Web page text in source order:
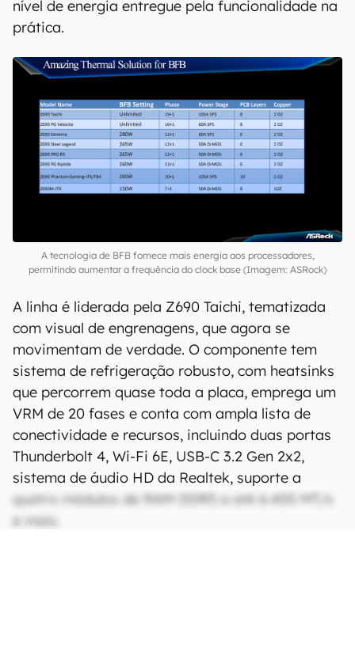
nível de energia entregue pela funcionalidade na
prática.
A tecnologia de BFB fornece mais energia aos processadores,
permitindo aumentar a frequência do clock base (Imagem: ASRock)
A linha é liderada pela Z690 Taichi, tematizada
com visual de engrenagens, que agora se
movimentam de verdade. O componente tem
sistema de refrigeração robusto, com heatsinks
que percorrem quase toda a placa, emprega um
VRM de 20 fases e conta com ampla lista de
conectividade e recursos, incluindo duas portas
Thunderbolt 4, Wi-Fi 6E, USB-C 3.2 Gen 2x2,
sistema de áudio HD da Realtek, suporte a
quatro módulos de RAM DDR5 a até 6.400 MT/s
e mais.